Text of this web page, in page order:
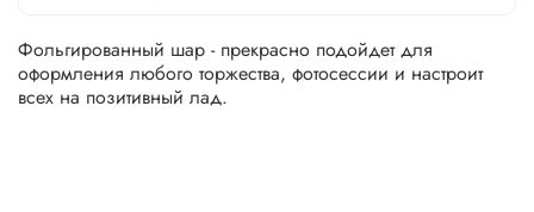
Фольгированный шар - прекрасно подойдет для
оформления любого торжества, фотосессии и настроит
всех на позитивный лад.